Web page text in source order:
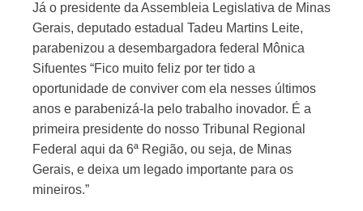
Já o presidente da Assembleia Legislativa de Minas
Gerais, deputado estadual Tadeu Martins Leite,
parabenizou a desembargadora federal Mônica
Sifuentes “Fico muito feliz por ter tido a
oportunidade de conviver com ela nesses últimos
anos e parabenizá-la pelo trabalho inovador. É a
primeira presidente do nosso Tribunal Regional
Federal aqui da 6ª Região, ou seja, de Minas
Gerais, e deixa um legado importante para os
mineiros.”